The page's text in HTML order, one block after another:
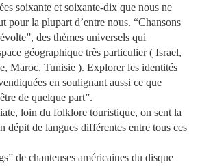
soixante et soixante-dix que nous ne
pour la plupart d’entre nous. “Chansons
des thèmes universels qui
géographique très particulier ( Israel,
Maroc, Tunisie ). Explorer les identités
en soulignant aussi ce que
de quelque part”.
loin du folklore touristique, on sent la
dépit de langues différentes entre tous ces
de chanteuses américaines du disque